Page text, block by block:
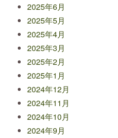
2025年6月
2025年5月
2025年4月
2025年3月
2025年2月
2025年1月
2024年12月
2024年11月
2024年10月
2024年9月